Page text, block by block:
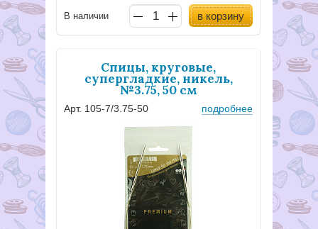
В наличии в корзину
Спицы, круговые,
супергладкие, никель,
№3.75, 50 см
Арт. 105-7/3.75-50 подробнее